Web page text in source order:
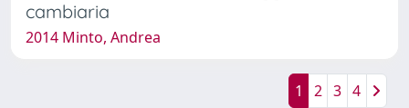
cambiaria
2014 Minto, Andrea
1 2 3 4